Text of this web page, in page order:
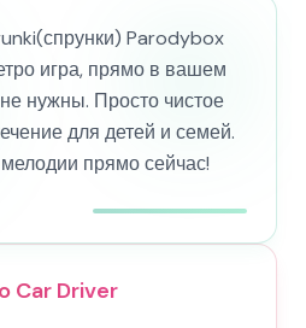
Parodybox
игра, прямо в вашем
нужны. Просто чистое
для детей и семей.
прямо сейчас!
Car Driver